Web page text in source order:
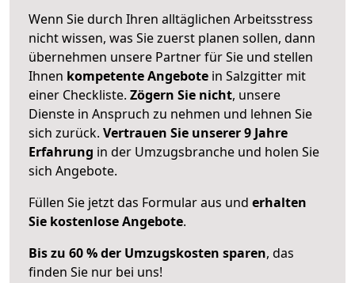
Wenn Sie durch Ihren alltäglichen Arbeitsstress
nicht wissen, was Sie zuerst planen sollen, dann
übernehmen unsere Partner für Sie und stellen
Ihnen kompetente Angebote in Salzgitter mit
einer Checkliste. Zögern Sie nicht, unsere
Dienste in Anspruch zu nehmen und lehnen Sie
sich zurück. Vertrauen Sie unserer 9 Jahre
Erfahrung in der Umzugsbranche und holen Sie
sich Angebote.
Füllen Sie jetzt das Formular aus und erhalten
Sie kostenlose Angebote.
Bis zu 60 % der Umzugskosten sparen, das
finden Sie nur bei uns!